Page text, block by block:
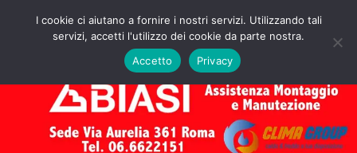
Assistenza
Caldaie
Biasi
Preventivo!
MENU
I cookie ci aiutano a fornire i nostri servizi. Utilizzando tali
servizi, accetti l'utilizzo dei cookie da parte nostra.
Accetto
Privacy